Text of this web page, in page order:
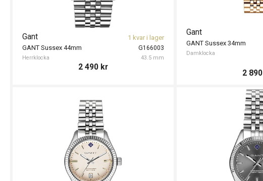
G166003
Gant
Herrklocka 43.5 mm
GANT Sussex 44mm
1 kvar i lager
2 490 kr
Gant
Damklocka
GANT Sussex 34mm
2 890